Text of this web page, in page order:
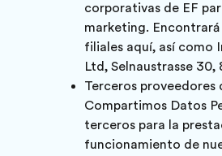
corporativas de EF
marketing.
filiales aquí, así como
Ltd, Selnaustrasse 30,
Terceros proveedores
Compartimos Datos
terceros para la
funcionamiento de